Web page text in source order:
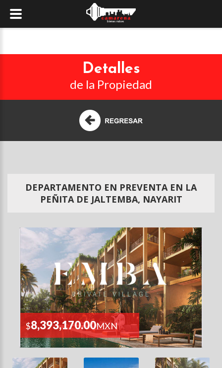
Detalles
de la Propiedad
DEPARTAMENTO EN PREVENTA EN LA
PEÑITA DE JALTEMBA, NAYARIT
$8,393,170.00MXN